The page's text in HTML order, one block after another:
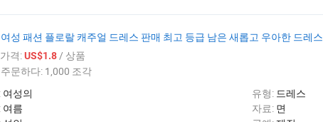
성 패션 플로랄 캐주얼 드레스 판매 최고 등급 남은 새롭고 우아한 드레스
격:US$1.8/ 상품
문하다: 1,000 조각
여성의 유형: 드레스
여름 자료: 면